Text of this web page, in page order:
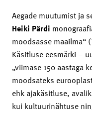
Aegade muutumist ja
Heiki Pärdi
moodsasse maailma“
Käsitluse eesmärki –
„viimase 150 aastaga
moodsateks
ehk ajakäsitluse,
kui kultuurinähtuse